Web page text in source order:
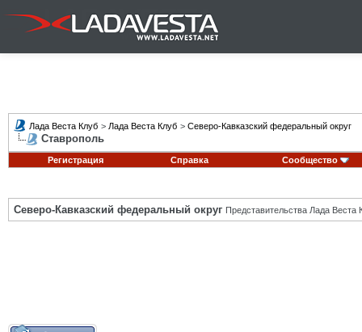
Лада Веста Клуб > Лада Веста Клуб > Северо-Кавказский федеральный округ
Ставрополь
Регистрация Справка Сообщество
Северо-Кавказский федеральный округ Представительства Лада Веста